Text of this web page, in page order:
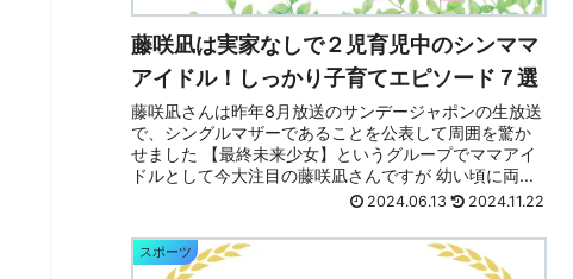
藤咲凪は実家なしで２児育児中のシンママ
アイドル！しっかり子育てエピソード７選
藤咲凪さんは昨年8月放送のサンデージャポンの生放送
で、シングルマザーであることを公表して周囲を驚か
せました 【最終未来少女】というグループでママアイ
ドルとして今大注目の藤咲凪さんですが 幼い頃に両親
離婚、そして母親と死別という壮絶な幼少期を...
2024.06.13 2024.11.22
スポーツ